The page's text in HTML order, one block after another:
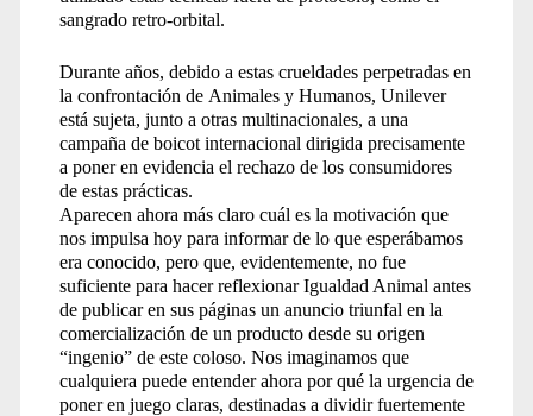
sangrado retro-orbital.
Durante años, debido a estas crueldades perpetradas en
la confrontación de Animales y Humanos, Unilever
está sujeta, junto a otras multinacionales, a una
campaña de boicot internacional dirigida precisamente
a poner en evidencia el rechazo de los consumidores
de estas prácticas.
Aparecen ahora más claro cuál es la motivación que
nos impulsa hoy para informar de lo que esperábamos
era conocido, pero que, evidentemente, no fue
suficiente para hacer reflexionar Igualdad Animal antes
de publicar en sus páginas un anuncio triunfal en la
comercialización de un producto desde su origen
“ingenio” de este coloso. Nos imaginamos que
cualquiera puede entender ahora por qué la urgencia de
poner en juego claras, destinadas a dividir fuertemente